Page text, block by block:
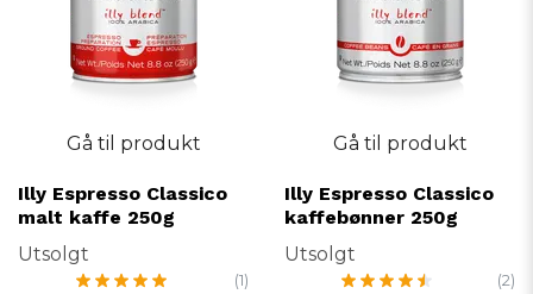
Gå til produkt
Illy Espresso Classico
malt kaffe 250g
Utsolgt
(1)
Gå til produkt
Illy Espresso Classico
kaffebønner 250g
Utsolgt
(2)